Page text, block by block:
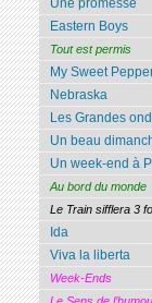
Une promesse
Eastern Boys
Tout est permis
My Sweet
Nebraska
Les Grandes
Un beau
Un week-end à
Au bord du monde
Le Train sifflera 3
Ida
Viva la liberta
Week-Ends